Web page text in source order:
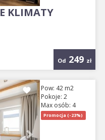
Od 249 zł
KLIMATY
NextPow: 42 m2
Pokoje: 2
Max osób: 4
Promocja (-23%)